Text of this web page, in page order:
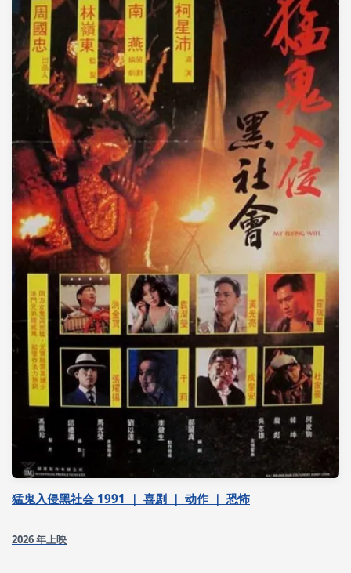
猛鬼入侵黑社会 1991 ｜ 喜剧 ｜ 动作 ｜ 恐怖
2026 年上映